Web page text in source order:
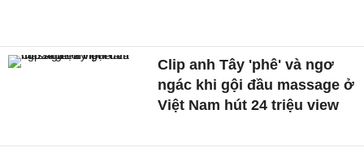
Clip anh Tây 'phê' và ngơ
ngác khi gội đầu massage ở
Việt Nam hút 24 triệu view